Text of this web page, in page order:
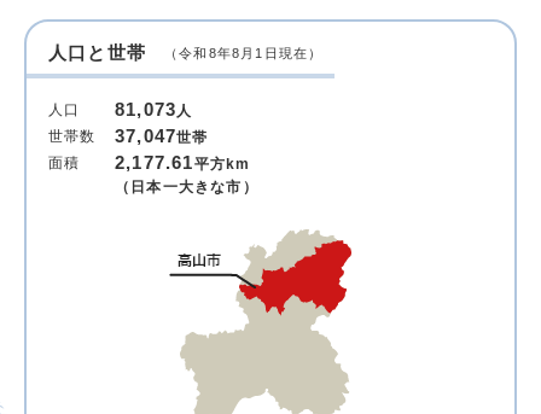
人口と世帯 （令和8年8月1日現在）
人口 81,073人
世帯数
37,047世帯
面積
2,177.61平方km
（日本一大きな市）